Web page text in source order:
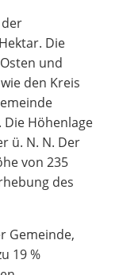
Die
und
den Kreis
Höhenlage
ü. N. N. Der
von 235
des
Gemeinde,
19 %